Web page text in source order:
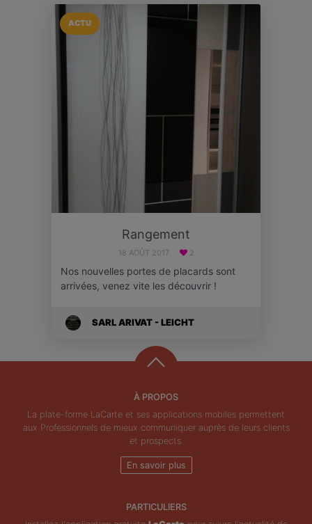
ACTU
Rangement
18 AOÛT 2017 2
Nos nouvelles portes de placards sont
arrivées, venez vite les découvrir !
SARL ARIVAT - LEICHT
À PROPOS
La plate-forme LaCarte et ses applications mobiles permettent
aux Professionnels de mieux communiquer auprès de leurs clients
et prospects.
En savoir plus
PARTICULIERS